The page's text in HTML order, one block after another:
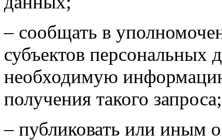
– сообщать в
субъектов персональных
необходимую
получения такого запроса;
– публиковать или иным